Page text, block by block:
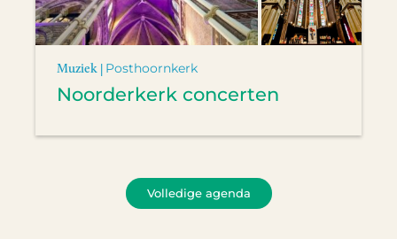
Muziek | Posthoornkerk
Noorderkerk concerten
Volledige agenda